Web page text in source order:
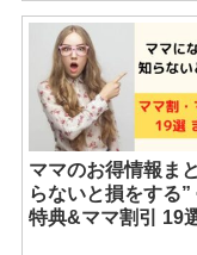
ママのお得情報ま
らないと損をする”
特典&ママ割引 19